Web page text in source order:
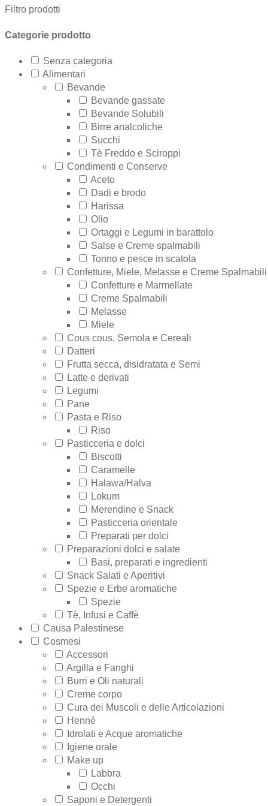
Radici, Semi e Erbe Ayurvediche
Macelleria
Chi siamo
Filtro prodotti
Categorie prodotto
Senza categoria
Alimentari
Bevande
Bevande gassate
Bevande Solubili
Birre analcoliche
Succhi
Tè Freddo e Sciroppi
Condimenti e Conserve
Aceto
Dadi e brodo
Harissa
Olio
Ortaggi e Legumi in barattolo
Salse e Creme spalmabili
Tonno e pesce in scatola
Confetture, Miele, Melasse e Creme Spalmabili
Confetture e Marmellate
Creme Spalmabili
Melasse
Miele
Cous cous, Semola e Cereali
Datteri
Frutta secca, disidratata e Semi
Latte e derivati
Legumi
Pane
Pasta e Riso
Riso
Pasticceria e dolci
Biscotti
Caramelle
Halawa/Halva
Lokum
Merendine e Snack
Pasticceria orientale
Preparati per dolci
Preparazioni dolci e salate
Basi, preparati e ingredienti
Snack Salati e Aperitivi
Spezie e Erbe aromatiche
Spezie
Tè, Infusi e Caffè
Causa Palestinese
Cosmesi
Accessori
Argilla e Fanghi
Burri e Oli naturali
Creme corpo
Cura dei Muscoli e delle Articolazioni
Henné
Idrolati e Acque aromatiche
Igiene orale
Make up
Labbra
Occhi
Saponi e Detergenti